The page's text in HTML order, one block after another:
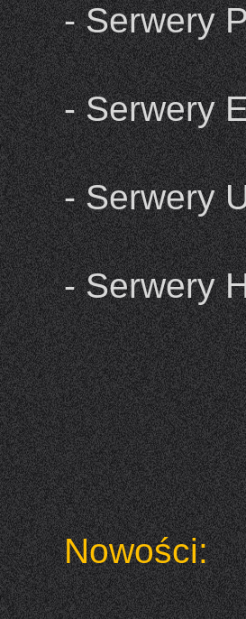
- Serwery
- Serwery
- Serwery
- Serwery
Nowości: